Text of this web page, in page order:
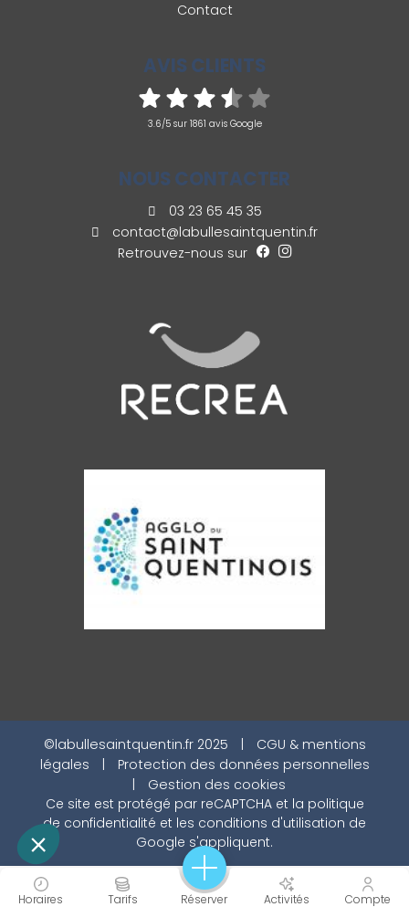
Horaires Tarifs Réserver Activités Compte
Contact
AVIS CLIENTS
3.6/5 sur 1861 avis Google
NOUS CONTACTER
03 23 65 45 35
contact@labullesaintquentin.fr
Retrouvez-nous sur
©labullesaintquentin.fr 2025
CGU & mentions
légales
Protection des données personnelles
Gestion des cookies
Ce site est protégé par reCAPTCHA et la politique
de confidentialité et les conditions d'utilisation de
Google s'appliquent.